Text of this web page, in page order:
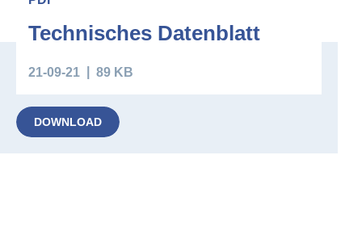
Technisches Datenblatt
21-09-21 89 KB
DOWNLOAD